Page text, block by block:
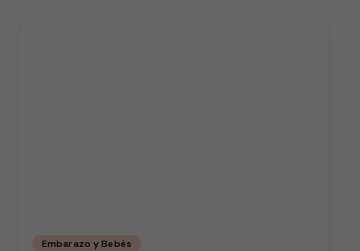
Embarazo y Bebés